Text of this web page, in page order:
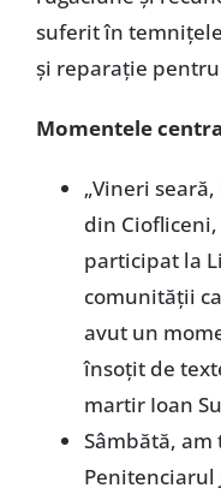
suferit în
și reparație
Momentele
„Vineri
din
participat la
comunității
avut un
însoțit de
martir Ioan
Sâmbătă,
Penitenciarul